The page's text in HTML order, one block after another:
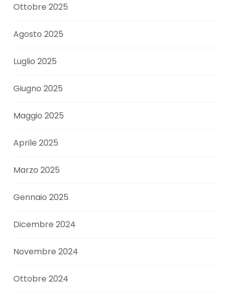
Ottobre 2025
Agosto 2025
Luglio 2025
Giugno 2025
Maggio 2025
Aprile 2025
Marzo 2025
Gennaio 2025
Dicembre 2024
Novembre 2024
Ottobre 2024